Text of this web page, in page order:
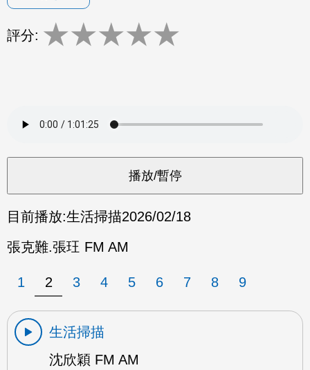
評分: ★★★★★
目前播放:生活掃描2026/02/18
張克難.張玨 FM AM
1 2 3 4 5 6 7 8 9
生活掃描
沈欣穎 FM AM